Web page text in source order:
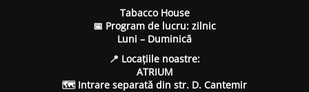
Tabacco House
📅 Program de lucru: zilnic
Luni – Duminică
📍 Locațiile noastre:
ATRIUM
🗺 Intrare separată din str. D. Cantemir